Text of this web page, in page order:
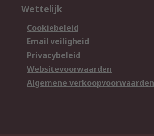
Wettelijk
Cookiebeleid
Email veiligheid
Privacybeleid
Websitevoorwaarden
Algemene verkoopvoorwaarden